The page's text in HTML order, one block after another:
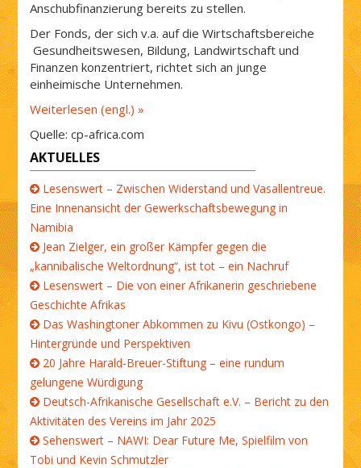
Anschubfinanzierung bereits zu stellen.
Der Fonds, der sich v.a. auf die Wirtschaftsbereiche
Gesundheitswesen, Bildung, Landwirtschaft und
Finanzen konzentriert, richtet sich an junge
einheimische Unternehmen.
Weiterlesen (engl.) »
Quelle: cp-africa.com
AKTUELLES
Lesenswert – Zwischen Widerstand und Vasallentreue.
Eine Innenansicht der Gewerkschaftsbewegung in
Namibia
Jean Zielger, ein großer Kämpfer gegen die
„kannibalische Weltordnung“, ist tot – ein Nachruf
Lesenswert – Die von einer Afrikanerin geschriebene
Geschichte Afrikas
Das Washingtoner Abkommen zu Kivu (Ostkongo) –
Hintergründe und Perspektiven
20 Jahre Harald-Breuer-Stiftung – eine rundum
gelungene Würdigung
Deutsch-Afrikanische Gesellschaft e.V. – Bericht zu den
Aktivitäten des Vereins im Jahr 2025
Sehenswert – NAWI: Dear Future Me, Spielfilm von
Tobi und Kevin Schmutzler